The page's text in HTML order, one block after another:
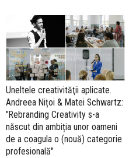
Uneltele creativităţii aplicate.
Andreea Nițoi & Matei Schwartz:
"Rebranding Creativity s-a
născut din ambiția unor oameni
de a coagula o (nouă) categorie
profesională"